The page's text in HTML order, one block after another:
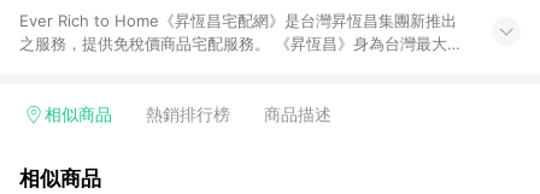
Ever Rich to Home《昇恆昌宅配網》是台灣昇恆昌集團新推出
之服務，提供免稅價商品宅配服務。 《昇恆昌》身為台灣最大的
費者最高品質的購物體驗。不限時間地點的限制，任何時候只要
相似商品 熱銷排行榜 商品描述
相似商品